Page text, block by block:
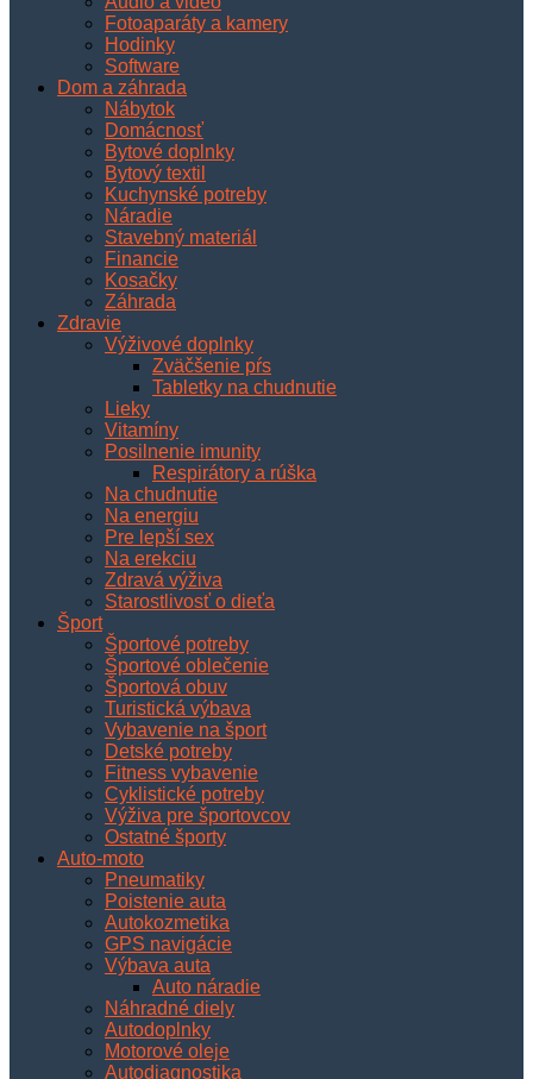
Fotoaparáty a kamery
Hodinky
Software
Dom a záhrada
Nábytok
Domácnosť
Bytové doplnky
Bytový textil
Kuchynské potreby
Náradie
Stavebný materiál
Financie
Kosačky
Záhrada
Zdravie
Výživové doplnky
Zväčšenie pŕs
Tabletky na chudnutie
Lieky
Vitamíny
Posilnenie imunity
Respirátory a rúška
Na chudnutie
Na energiu
Pre lepší sex
Na erekciu
Zdravá výživa
Starostlivosť o dieťa
Šport
Športové potreby
Športové oblečenie
Športová obuv
Turistická výbava
Vybavenie na šport
Detské potreby
Fitness vybavenie
Cyklistické potreby
Výživa pre športovcov
Ostatné športy
Auto-moto
Pneumatiky
Poistenie auta
Autokozmetika
GPS navigácie
Výbava auta
Auto náradie
Náhradné diely
Autodoplnky
Motorové oleje
Autodiagnostika